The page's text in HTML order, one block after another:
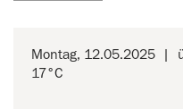
Montag, 12.05.2025
17°C